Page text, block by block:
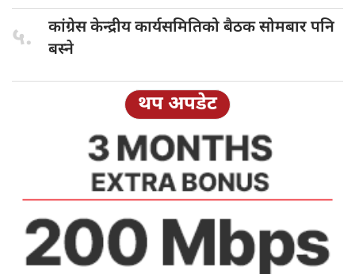
५. कांग्रेस केन्द्रीयकार्यसमितिको बैठक सोमबार पनि
बस्ने
थप अपडेट